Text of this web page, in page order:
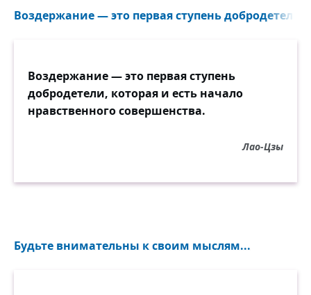
Воздержание — это первая ступень добродетели...
Воздержание — это первая ступень
добродетели, которая и есть начало
нравственного совершенства.
Лао-Цзы
Будьте внимательны к своим мыслям...